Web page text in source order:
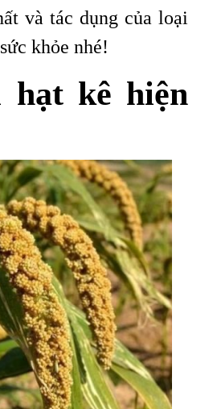
và tác dụng của loại
khỏe nhé!
hạt kê hiện